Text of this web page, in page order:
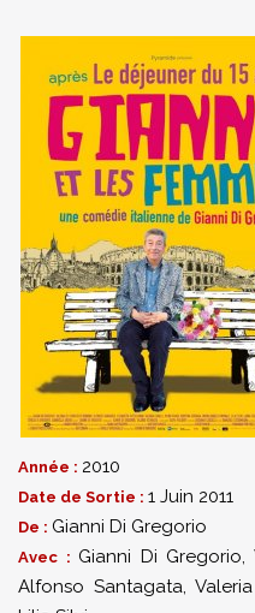
Année : 2010
Date de Sortie : 1 Juin 2011
De : Gianni Di Gregorio
Avec : Gianni Di Gregorio,
Alfonso Santagata,